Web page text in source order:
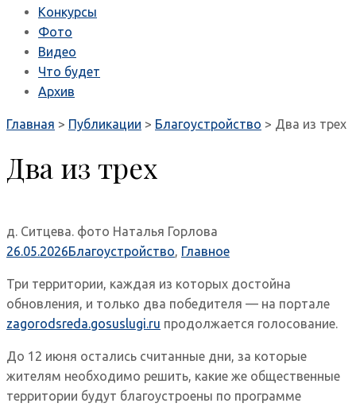
Конкурсы
Фото
Видео
Что будет
Архив
Главная > Публикации > Благоустройство > Два из трех
Два из трех
д. Ситцева. фото Наталья Горлова
26.05.2026Благоустройство, Главное
Три территории, каждая из которых достойна
обновления, и только два победителя — на портале
zagorodsreda.gosuslugi.ru продолжается голосование.
До 12 июня остались считанные дни, за которые
жителям необходимо решить, какие же общественные
территории будут благоустроены по программе